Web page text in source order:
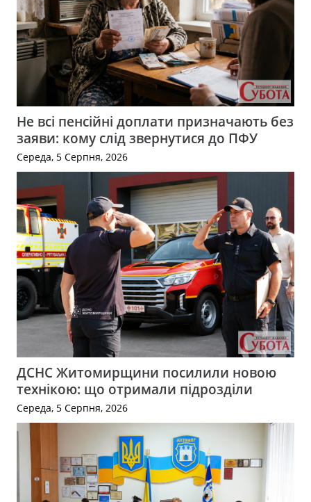
Не всі пенсійні доплати призначають без
заяви: кому слід звернутися до ПФУ
Середа, 5 Серпня, 2026
ДСНС Житомирщини посилили новою
технікою: що отримали підрозділи
Середа, 5 Серпня, 2026